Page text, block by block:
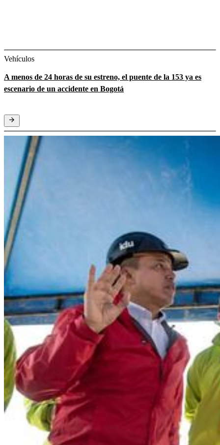
Vehículos
A menos de 24 horas de su estreno, el puente de la 153 ya es
escenario de un accidente en Bogotá